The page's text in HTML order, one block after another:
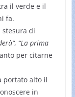
il verde e il
fa.
stesura di
“La prima
per citarne
portato alto il
in